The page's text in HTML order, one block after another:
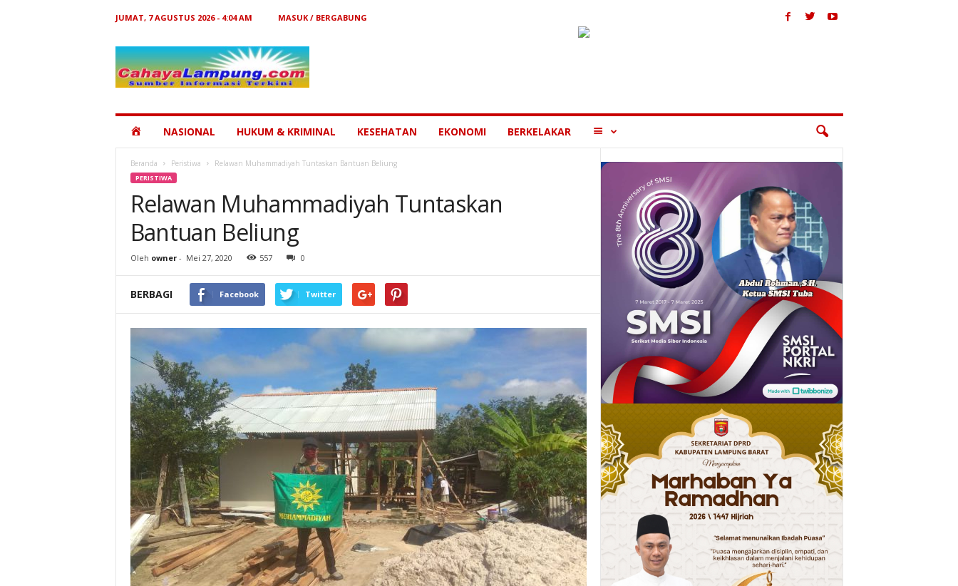
JUMAT, 7 AGUSTUS 2026 - 4:04 AM
MASUK / BERGABUNG
Lampung
HOMENASIONAL HUKUM & KRIMINAL KESEHATAN EKONOMI BERKELAKAR MORE
Beranda Peristiwa Relawan Muhammadiyah Tuntaskan Bantuan Beliung
PERISTIWA
Relawan Muhammadiyah Tuntaskan
Bantuan Beliung
Oleh owner- Mei 27, 2020 557 0
BERBAGI Facebook Twitter